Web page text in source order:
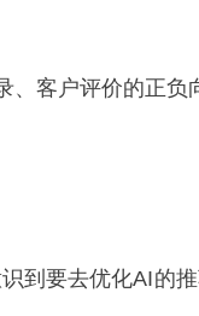
、客户评价的正负
到要去优化AI的